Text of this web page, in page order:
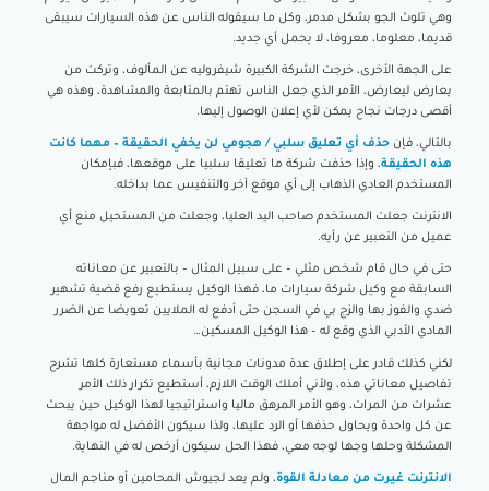
وهي تلوث الجو بشكل مدمر، وكل ما سيقوله الناس عن هذه السيارات سيبقى
قديما، معلوما، معروفا، لا يحمل أي جديد.
على الجهة الأخرى، خرجت الشركة الكبيرة شيفروليه عن المألوف، وتركت من
يعارض ليعارض، الأمر الذي جعل الناس تهتم بالمتابعة والمشاهدة، وهذه هي
أقصى درجات نجاح يمكن لأي إعلان الوصول إليها.
بالتالي، فإن حذف أي تعليق سلبي / هجومي لن يخفي الحقيقة – مهما كانت
هذه الحقيقة، وإذا حذفت شركة ما تعليقا سلبيا على موقعها، فبإمكان
المستخدم العادي الذهاب إلى أي موقع آخر والتنفيس عما بداخله.
الانترنت جعلت المستخدم صاحب اليد العليا، وجعلت من المستحيل منع أي
عميل من التعبير عن رأيه.
حتى في حال قام شخص مثلي – على سبيل المثال – بالتعبير عن معاناته
السابقة مع وكيل شركة سيارات ما، فهذا الوكيل يستطيع رفع قضية تشهير
ضدي والفوز بها والزج بي في السجن حتى أدفع له الملايين تعويضا عن الضرر
المادي الأدبي الذي وقع له – هذا الوكيل المسكين…
لكني كذلك قادر على إطلاق عدة مدونات مجانية بأسماء مستعارة كلها تشرح
تفاصيل معاناتي هذه، ولأني أملك الوقت اللازم، أستطيع تكرار ذلك الأمر
عشرات من المرات، وهو الأمر المرهق ماليا واستراتيجيا لهذا الوكيل حين يبحث
عن كل واحدة ويحاول حذفها أو الرد عليها، ولذا سيكون الأفضل له مواجهة
المشكلة وحلها وجها لوجه معي، فهذا الحل سيكون أرخص له في النهاية.
الانترنت غيرت من معادلة القوة، ولم يعد لجيوش المحامين أو مناجم المال